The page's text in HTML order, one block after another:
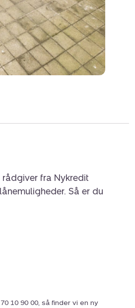
gågadens
selvfølgelig
fra Nykredit
Så er du
10 90 00, så finder vi en ny